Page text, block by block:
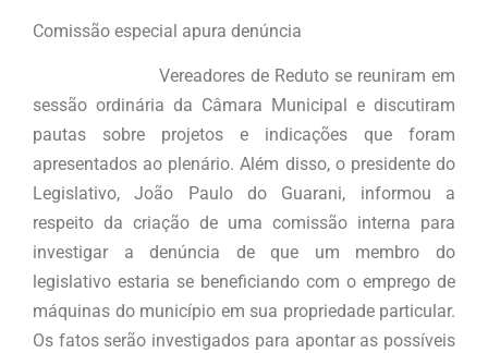
Comissão especial apura denúncia
Vereadores de Reduto se reuniram em
sessão ordinária da Câmara Municipal e discutiram
pautas sobre projetos e indicações que foram
apresentados ao plenário. Além disso, o presidente do
Legislativo, João Paulo do Guarani, informou a
respeito da criação de uma comissão interna para
investigar a denúncia de que um membro do
legislativo estaria se beneficiando com o emprego de
máquinas do município em sua propriedade particular.
Os fatos serão investigados para apontar as possíveis